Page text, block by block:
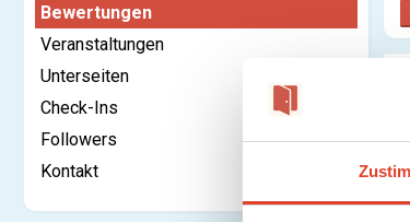
Bewertungen
Veranstaltungen
Unterseiten
Check-Ins
Followers
Kontakt